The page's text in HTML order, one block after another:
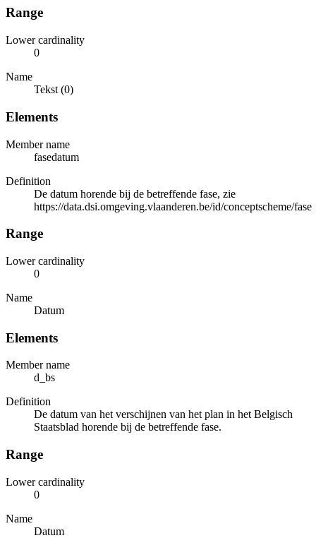
Range
Lower cardinality
0
Name
Tekst (0)
Elements
Member name
fasedatum
Definition
De datum horende bij de betreffende fase, zie
https://data.dsi.omgeving.vlaanderen.be/id/conceptscheme/fase
Range
Lower cardinality
0
Name
Datum
Elements
Member name
d_bs
Definition
De datum van het verschijnen van het plan in het Belgisch
Staatsblad horende bij de betreffende fase.
Range
Lower cardinality
0
Name
Datum